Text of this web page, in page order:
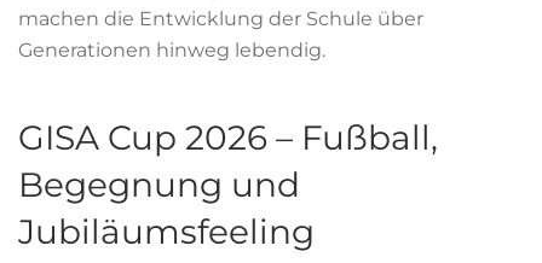
machen die Entwicklung der Schule über
Generationen hinweg lebendig.
GISA Cup 2026 – Fußball,
Begegnung und
Jubiläumsfeeling